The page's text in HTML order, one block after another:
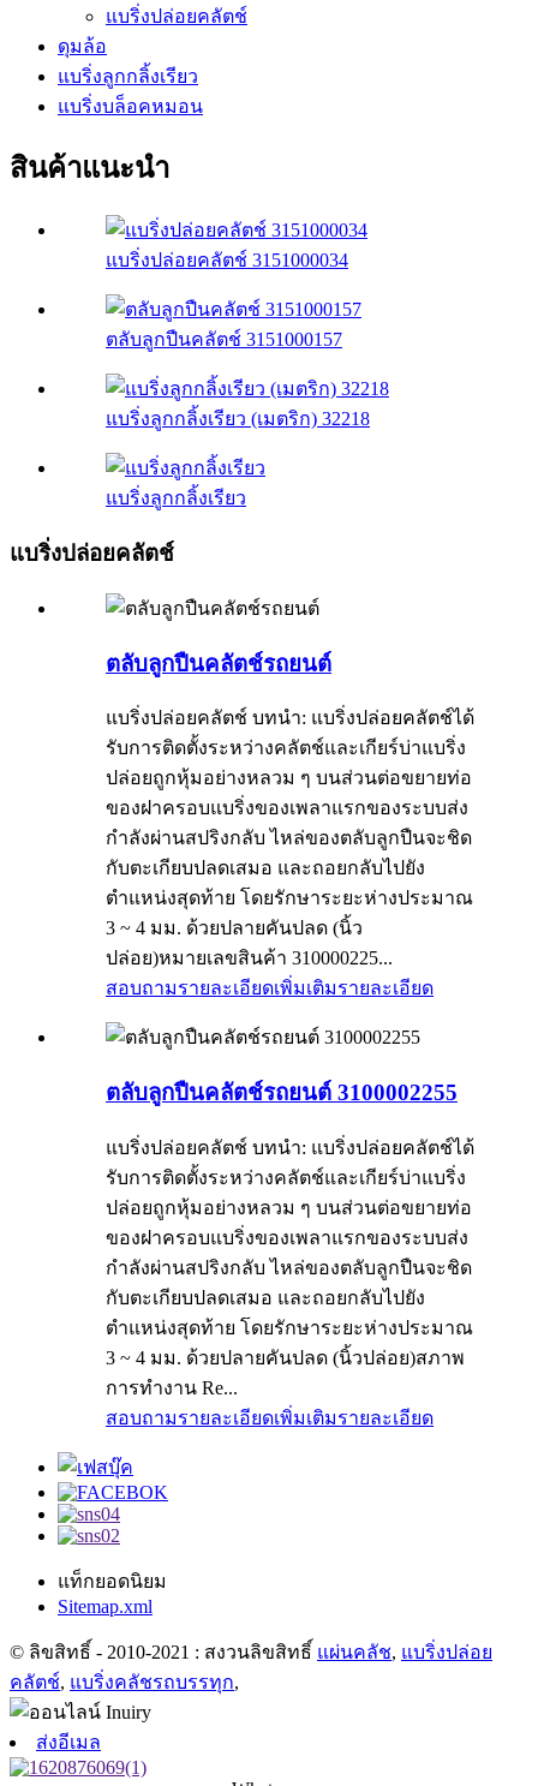
แบริ่งปล่อยคลัตช์
ดุมล้อ
แบริ่งลูกกลิ้งเรียว
แบริ่งบล็อคหมอน
สินค้าแนะนำ
แบริ่งปล่อยคลัตช์ 3151000034
ตลับลูกปืนคลัตช์ 3151000157
แบริ่งลูกกลิ้งเรียว (เมตริก) 32218
แบริ่งลูกกลิ้งเรียว
แบริ่งปล่อยคลัตช์
ตลับลูกปืนคลัตช์รถยนต์
แบริ่งปล่อยคลัตช์ บทนำ: แบริ่งปล่อยคลัตช์ได้
รับการติดตั้งระหว่างคลัตช์และเกียร์บ่าแบริ่ง
ปล่อยถูกหุ้มอย่างหลวม ๆ บนส่วนต่อขยายท่อ
ของฝาครอบแบริ่งของเพลาแรกของระบบส่ง
กำลังผ่านสปริงกลับ ไหล่ของตลับลูกปืนจะชิด
กับตะเกียบปลดเสมอ และถอยกลับไปยัง
ตำแหน่งสุดท้าย โดยรักษาระยะห่างประมาณ
3 ~ 4 มม. ด้วยปลายคันปลด (นิ้ว
ปล่อย)หมายเลขสินค้า 310000225...
สอบถามรายละเอียดเพิ่มเติมรายละเอียด
ตลับลูกปืนคลัตช์รถยนต์ 3100002255
แบริ่งปล่อยคลัตช์ บทนำ: แบริ่งปล่อยคลัตช์ได้
รับการติดตั้งระหว่างคลัตช์และเกียร์บ่าแบริ่ง
ปล่อยถูกหุ้มอย่างหลวม ๆ บนส่วนต่อขยายท่อ
ของฝาครอบแบริ่งของเพลาแรกของระบบส่ง
กำลังผ่านสปริงกลับ ไหล่ของตลับลูกปืนจะชิด
กับตะเกียบปลดเสมอ และถอยกลับไปยัง
ตำแหน่งสุดท้าย โดยรักษาระยะห่างประมาณ
3 ~ 4 มม. ด้วยปลายคันปลด (นิ้วปล่อย)สภาพ
การทำงาน Re...
สอบถามรายละเอียดเพิ่มเติมรายละเอียด
แท็กยอดนิยม
Sitemap.xml
© ลิขสิทธิ์ - 2010-2021 : สงวนลิขสิทธิ์ แผ่นคลัช, แบริ่งปล่อย
คลัตช์, แบริ่งคลัชรถบรรทุก,
ส่งอีเมล